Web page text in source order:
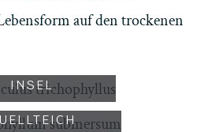
auf den trockenen
–
NSEL
HORNBLATT
KLEINEN